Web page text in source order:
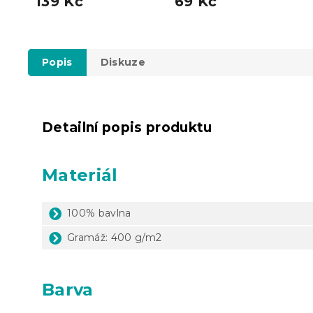
Popis Diskuze
Detailní popis produktu
Materiál
100% bavlna
Gramáž: 400 g/m2
Barva